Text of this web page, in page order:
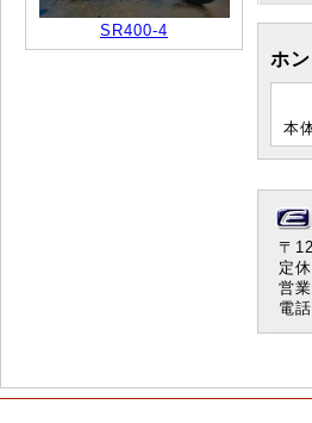
SR400-4
ホ
本
〒
定
営
電